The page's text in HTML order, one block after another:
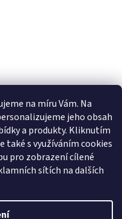
na míru Vám. Na
jeho obsah
a produkty. Kliknutím
také s využíváním cookies
pro zobrazení cílené
sítích na dalších